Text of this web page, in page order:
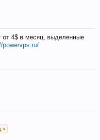
от 4$ в месяц, выделенные
powervps.ru/
>